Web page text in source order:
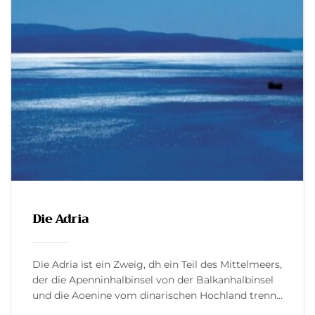
Die Adria
Die Adria ist ein Zweig, dh ein Teil des Mittelmeers,
der die Apenninhalbinsel von der Balkanhalbinsel
und die Aoenine vom dinarischen Hochland trennt.